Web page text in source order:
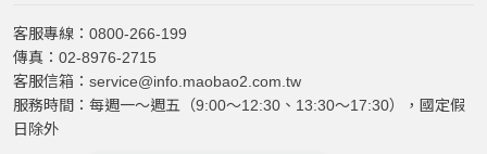
客服專線：0800-266-199
傳真：02-8976-2715
客服信箱：service@info.maobao2.com.tw
服務時間：每週一～週五（9:00～12:30、13:30～17:30），國定假
日除外